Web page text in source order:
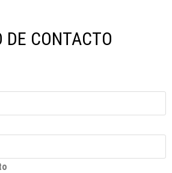
DE CONTACTO